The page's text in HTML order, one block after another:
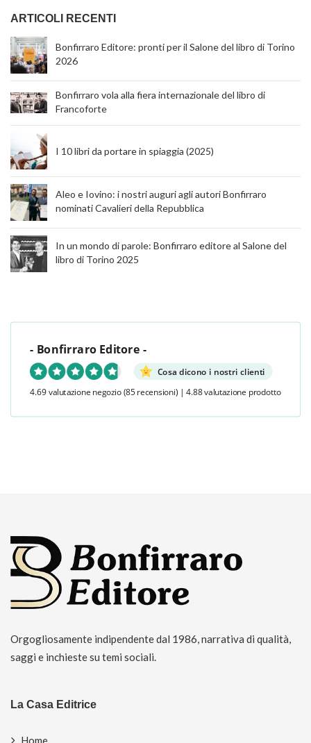
ARTICOLI RECENTI
Bonfirraro Editore: pronti per il Salone del libro di Torino
2026
Bonfirraro vola alla fiera internazionale del libro di
Francoforte
I 10 libri da portare in spiaggia (2025)
Aleo e Iovino: i nostri auguri agli autori Bonfirraro
nominati Cavalieri della Repubblica
In un mondo di parole: Bonfirraro editore al Salone del
libro di Torino 2025
- Bonfirraro Editore -
Cosa dicono i nostri clienti
4.69 valutazione negozio (85 recensioni) | 4.88 valutazione prodotto
Orgogliosamente indipendente dal 1986, narrativa di qualità,
saggi e inchieste su temi sociali.
La Casa Editrice
Home